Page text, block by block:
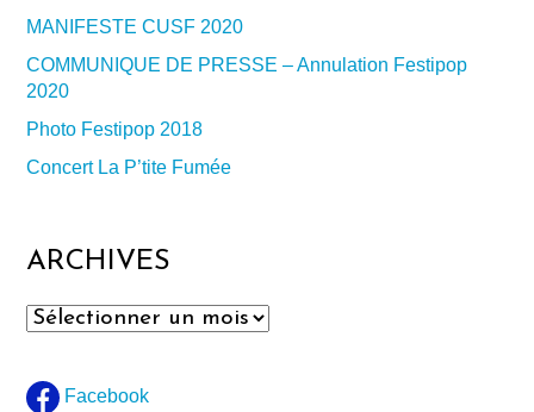
MANIFESTE CUSF 2020
COMMUNIQUE DE PRESSE – Annulation Festipop
2020
Photo Festipop 2018
Concert La P’tite Fumée
ARCHIVES
Archives
Facebook